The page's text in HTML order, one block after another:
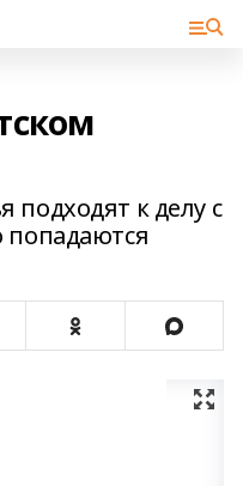
подходят к делу с
попадаются